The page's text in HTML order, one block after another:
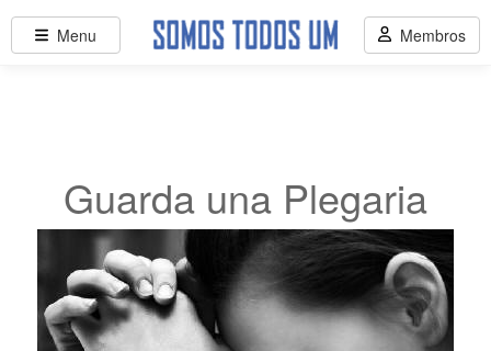
Guarda una Plegaria
Menu Membros